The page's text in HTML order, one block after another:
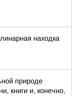
находка
природе
книги и, конечно,